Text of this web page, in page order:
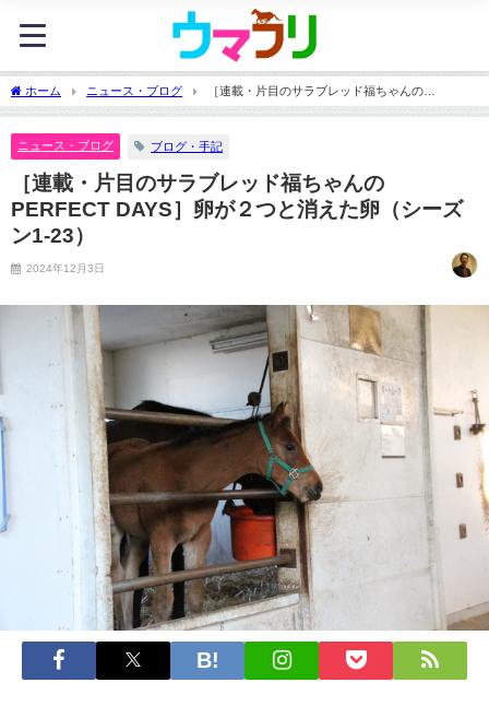
ホーム ニュース・ブログ
［連載・片目のサラブレッド福ちゃんの
PERFECT DAYS］卵が２つと消えた卵（シーズン1-23）
ニュース・ブログ ブログ・手記
［連載・片目のサラブレッド福ちゃんの
PERFECT DAYS］卵が２つと消えた卵（シーズ
ン1-23）
2024年12月3日